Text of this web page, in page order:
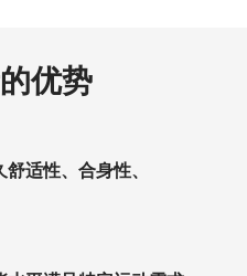
®
优势
适性、合身性、